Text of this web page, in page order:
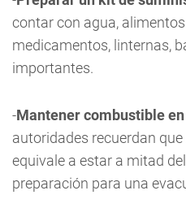
contar con agua,
medicamentos, linternas,
importantes.
-Mantener combustible
autoridades recuerdan
equivale a estar a mitad
preparación para una